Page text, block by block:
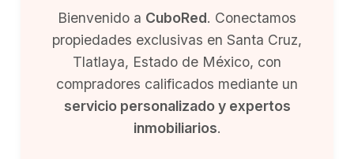
Bienvenido a CuboRed. Conectamos
propiedades exclusivas en Santa Cruz,
Tlatlaya, Estado de México, con
compradores calificados mediante un
servicio personalizado y expertos
inmobiliarios.